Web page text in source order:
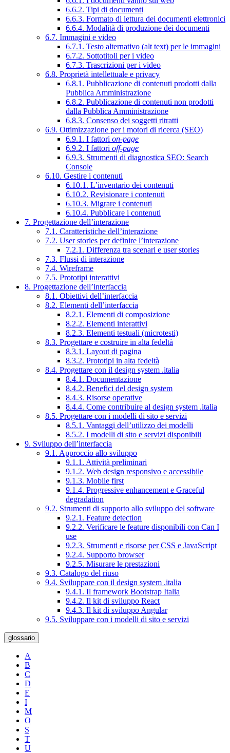
6.6.2. Tipi di documenti
6.6.3. Formato di lettura dei documenti elettronici
6.6.4. Modalità di produzione dei documenti
6.7. Immagini e video
6.7.1. Testo alternativo (alt text) per le immagini
6.7.2. Sottotitoli per i video
6.7.3. Trascrizioni per i video
6.8. Proprietà intellettuale e privacy
6.8.1. Pubblicazione di contenuti prodotti dalla
Pubblica Amministrazione
6.8.2. Pubblicazione di contenuti non prodotti
dalla Pubblica Amministrazione
6.8.3. Consenso dei soggetti ritratti
6.9. Ottimizzazione per i motori di ricerca (SEO)
6.9.1. I fattori on-page
6.9.2. I fattori off-page
6.9.3. Strumenti di diagnostica SEO: Search
Console
6.10. Gestire i contenuti
6.10.1. L’inventario dei contenuti
6.10.2. Revisionare i contenuti
6.10.3. Migrare i contenuti
6.10.4. Pubblicare i contenuti
7. Progettazione dell’interazione
7.1. Caratteristiche dell’interazione
7.2. User stories per definire l’interazione
7.2.1. Differenza tra scenari e user stories
7.3. Flussi di interazione
7.4. Wireframe
7.5. Prototipi interattivi
8. Progettazione dell’interfaccia
8.1. Obiettivi dell’interfaccia
8.2. Elementi dell’interfaccia
8.2.1. Elementi di composizione
8.2.2. Elementi interattivi
8.2.3. Elementi testuali (microtesti)
8.3. Progettare e costruire in alta fedeltà
8.3.1. Layout di pagina
8.3.2. Prototipi in alta fedeltà
8.4. Progettare con il design system .italia
8.4.1. Documentazione
8.4.2. Benefici del design system
8.4.3. Risorse operative
8.4.4. Come contribuire al design system .italia
8.5. Progettare con i modelli di sito e servizi
8.5.1. Vantaggi dell’utilizzo dei modelli
8.5.2. I modelli di sito e servizi disponibili
9. Sviluppo dell’interfaccia
9.1. Approccio allo sviluppo
9.1.1. Attività preliminari
9.1.2. Web design responsivo e accessibile
9.1.3. Mobile first
9.1.4. Progressive enhancement e Graceful
degradation
9.2. Strumenti di supporto allo sviluppo del software
9.2.1. Feature detection
9.2.2. Verificare le feature disponibili con Can I
use
9.2.3. Strumenti e risorse per CSS e JavaScript
9.2.4. Supporto browser
9.2.5. Misurare le prestazioni
9.3. Catalogo del riuso
9.4. Sviluppare con il design system .italia
9.4.1. Il framework Bootstrap Italia
9.4.2. Il kit di sviluppo React
9.4.3. Il kit di sviluppo Angular
9.5. Sviluppare con i modelli di sito e servizi
glossario
A
B
C
D
E
I
M
O
S
T
U